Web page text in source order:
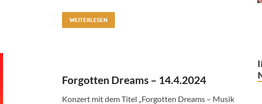
WEITERLESEN
Forgotten Dreams – 14.4.2024
Konzert mit dem Titel „Forgotten Dreams – Musik